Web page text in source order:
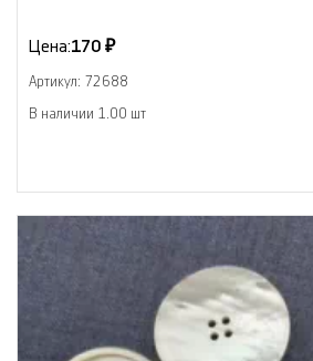
Цена:170 ₽
Артикул: 72688
В наличии 1.00 шт